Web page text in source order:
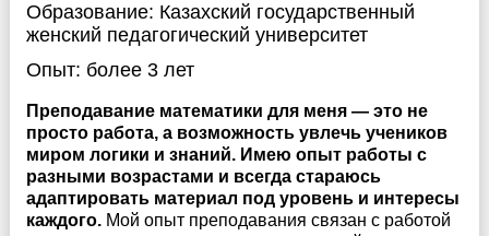
Образование: Казахский государственный
женский педагогический университет
Опыт: более 3 лет
Преподавание математики для меня — это не
просто работа, а возможность увлечь учеников
миром логики и знаний. Имею опыт работы с
разными возрастами и всегда стараюсь
адаптировать материал под уровень и интересы
каждого. Мой опыт преподавания связан с работой